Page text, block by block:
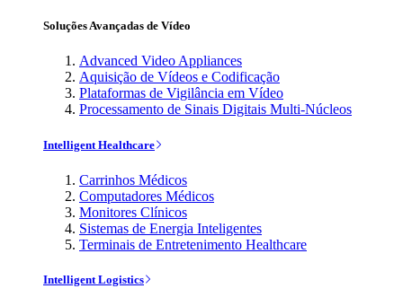
Soluções Avançadas de Vídeo
Advanced Video Appliances
Aquisição de Vídeos e Codificação
Plataformas de Vigilância em Vídeo
Processamento de Sinais Digitais Multi-Núcleos
Intelligent Healthcare
Carrinhos Médicos
Computadores Médicos
Monitores Clínicos
Sistemas de Energia Inteligentes
Terminais de Entretenimento Healthcare
Intelligent Logistics